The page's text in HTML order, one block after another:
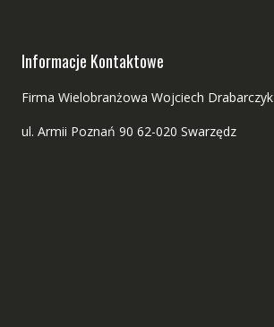
Informacje Kontaktowe
Firma Wielobranżowa Wojciech Drabarczyk
ul. Armii Poznań 90 62-020 Swarzędz